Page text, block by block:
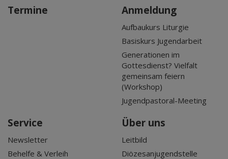
Termine Anmeldung
Aufbaukurs Liturgie
Basiskurs Jugendarbeit
Generationen im
Gottesdienst? Vielfalt
gemeinsam feiern
(Workshop)
Jugendpastoral-Meeting
Service
Newsletter
Behelfe & Verleih
Über uns
Leitbild
Diözesanjugendstelle